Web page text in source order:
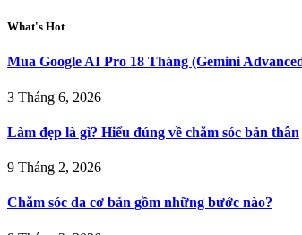
What's Hot
Mua Google AI Pro 18 Tháng (Gemini
3 Tháng 6, 2026
Làm đẹp là gì? Hiểu đúng về chăm sóc bản thân
9 Tháng 2, 2026
Chăm sóc da cơ bản gồm những bước nào?